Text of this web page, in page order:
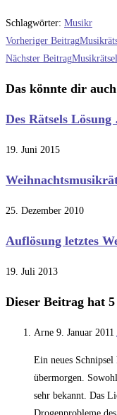
Schlagwörter: Musikr
Weitere
Artikel
ansehen
Vorheriger Beitrag
Nächster Beitrag
Das könnte dir
Des Rätsels
19. Juni 2015
25. Dezember 2010
Auflösung letztes
19. Juli 2013
Dieser Beitrag hat
Arne 9. Januar 2011
Ein neues
übermorgen.
sehr bekannt. Das